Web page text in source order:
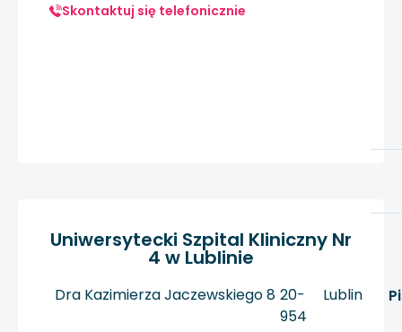
Skontaktuj się telefonicznie
Uniwersytecki Szpital Kliniczny Nr
4 w Lublinie
Dra Kazimierza Jaczewskiego 8 20-
954
Lublin